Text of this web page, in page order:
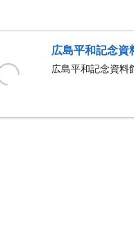
広島平和記念資
広島平和記念資料